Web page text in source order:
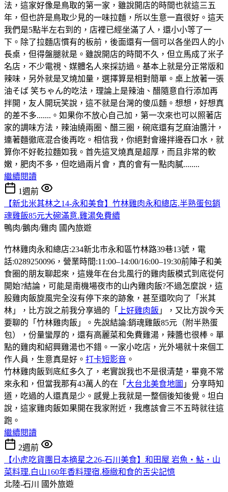
法，這家好像是鳥取的第一家，雖說開店的時間也就這三五
年，但也許是鳥取少見的一味拉麵，所以生意一直很好。這天
我們是5點半左右到的，店裡已經坐滿了人，還小小等了一
下。除了拉麵店慣有的板前，後面還有一個可以各坐四人的小
長桌，但得盤腿就是。雖說開店的時間不久，但立馬成了米子
名店，不少電視、媒體名人來採訪過。基本上就是分正常版和
辣味，另外就是叉燒加量，選擇算是相對簡單。桌上放著一張
油そば 笑ちゃん的吃法，理論上是辣油、醋隨意自行添加再
拌開，友人開玩笑說，這不就是台灣的傻瓜麵。想想，好想真
的差不多.......。如果你不放心自己加，第一次來也可以照著店
家的調味方法，辣油繞兩圈、醋三圈，碗底還有芝麻油醬汁，
連著麵徹底混合後再吃。相信我，你絕對會邊拌邊吞口水，就
算你不好乾拉麵如我。首先這叉燒真是超厚，而且非常的軟
嫩，肥肉不多，但吃過兩片會，真的會有一點肉膩........
繼續閱讀
1週前
【新北米其林之14-永和美食】竹林雞肉永和總店.半熟蛋包銷
魂雞飯85元大碗滿意.雞湯免費續
鴨肉/鵝肉/雞肉 國內旅遊
竹林雞肉永和總店:234新北市永和區竹林路39巷13號，電
話:0289250096，營業時間:11:00–14:00/16:00–19:30前陣子和美
食圈的朋友聊起來，這幾年在台北風行的雞肉飯模式到底從何
開始?結論，可能是南機場夜市的山內雞肉飯?不過怎麼說，這
股雞肉飯旋風完全沒有停下來的跡象，甚至還吹向了「米其
林」，比方說之前我分享過的「
上好雞肉飯 」，又比方說今天
要聊的「竹林雞肉飯」。先說結論:銷魂雞飯85元（附半熟蛋
包），份量蠻厚的，還有高麗菜和免費雞湯，辣醬也很棒。單
點的雞肉和紹興雞湯也不錯。一家小吃店，光外場就十來個工
作人員，生意真是好。 打卡短影音 。
竹林雞肉飯到底紅多久了，老實說我也不是很清楚，畢竟不常
來永和，但當我那有43萬人的在「 大台北美食地圖 」分享時知
道，吃過的人還真是少。感覺上我就是一整個後知後覺。坦白
說，這家雞肉飯如果開在我家附近，我應該會三不五時就往這
跑。
繼續閱讀
2週前
【小虎吃貨團日本摘星之26-石川美食】和田屋 岩魚・鮎・山
菜料理.白山160年香料理宿.極緻和食的舌尖記憶
北陸-石川
國外旅遊